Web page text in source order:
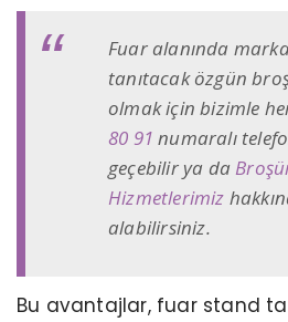
Fuar alanında
tanıtacak özgün
olmak için bizimle
80 91 numaralı
geçebilir ya da
Hizmetlerimiz
alabilirsiniz.
Bu avantajlar, fuar stand